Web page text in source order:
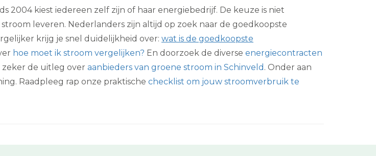
e
n
e
r
g
i
2004 kiest iedereen zelf zijn of haar energiebedrijf. De keuze is niet
leveren. Nederlanders zijn altijd op zoek naar de goedkoopste
krijg je snel duidelijkheid over: wat is de goedkoopste
hoe moet ik stroom vergelijken? En doorzoek de diverse energiecontracten
zeker de uitleg over aanbieders van groene stroom in Schinveld . Onder aan
Raadpleeg rap onze praktische checklist om jouw stroomverbruik te